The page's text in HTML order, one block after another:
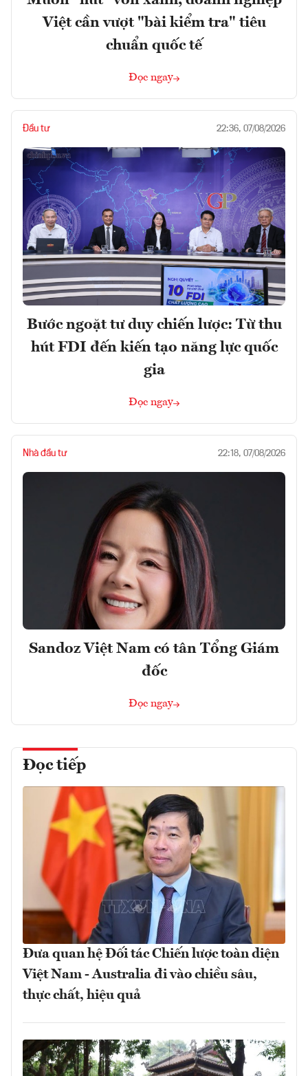
Việt cần vượt "bài kiểm tra" tiêu
chuẩn quốc tế
Đọc ngay
Đầu tư 22:36, 07/08/2026
Bước ngoặt tư duy chiến lược: Từ thu
hút FDI đến kiến tạo năng lực quốc
gia
Đọc ngay
Nhà đầu tư 22:18, 07/08/2026
Sandoz Việt Nam có tân Tổng Giám
đốc
Đọc ngay
Đọc tiếp
Đưa quan hệ Đối tác Chiến lược toàn diện
Việt Nam - Australia đi vào chiều sâu,
thực chất, hiệu quả